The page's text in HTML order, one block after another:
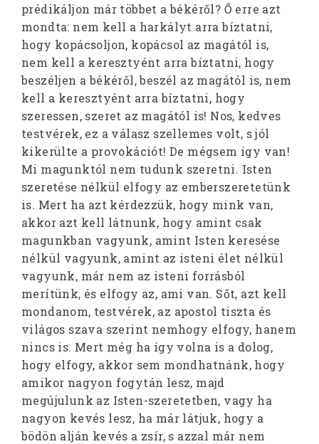
prédikáljon már többet a békéről? Ő erre azt
mondta: nem kell a harkályt arra bíztatni,
hogy kopácsoljon, kopácsol az magától is,
nem kell a keresztyént arra bíztatni, hogy
beszéljen a békéről, beszél az magától is, nem
kell a keresztyént arra bíztatni, hogy
szeressen, szeret az magától is! Nos, kedves
testvérek, ez a válasz szellemes volt, s jól
kikerülte a provokációt! De mégsem így van!
Mi magunktól nem tudunk szeretni. Isten
szeretése nélkül elfogy az emberszeretetünk
is. Mert ha azt kérdezzük, hogy mink van,
akkor azt kell látnunk, hogy amint csak
magunkban vagyunk, amint Isten keresése
nélkül vagyunk, amint az isteni élet nélkül
vagyunk, már nem az isteni forrásból
merítünk, és elfogy az, ami van. Sőt, azt kell
mondanom, testvérek, az apostol tiszta és
világos szava szerint nemhogy elfogy, hanem
nincs is. Mert még ha így volna is a dolog,
hogy elfogy, akkor sem mondhatnánk, hogy
amikor nagyon fogytán lesz, majd
megújulunk az Isten-szeretetben, vagy ha
nagyon kevés lesz, ha már látjuk, hogy a
bödön alján kevés a zsír, s azzal már nem